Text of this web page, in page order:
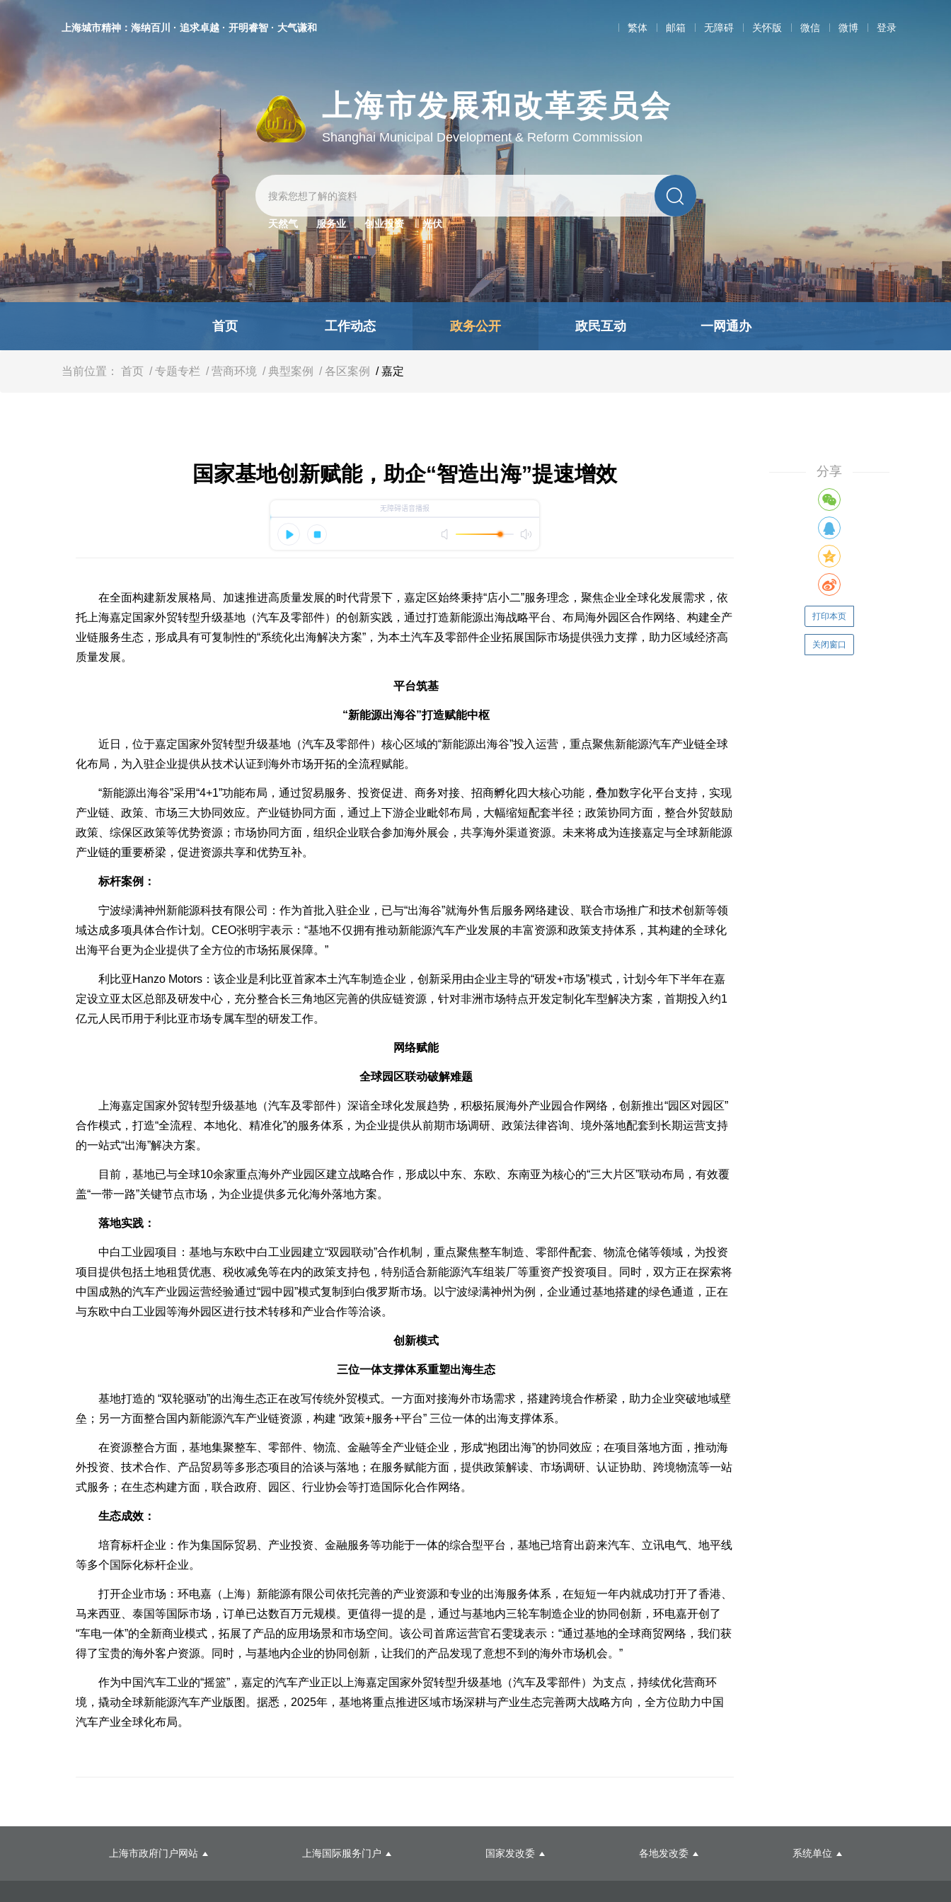
明
网
站
跳
到
主
要
内
域
上海城市精神：海纳百川 · 追求卓越 · 开明睿智 · 大气谦和 繁体 邮箱 无障碍 关怀版 微信 微博 登录
上海市发展和改革委员会
Shanghai Municipal Development & Reform Commission
天然气 服务业 创业投资 光伏
首页 工作动态 政务公开 政民互动 一网通办
当前位置： 首页 / 专题专栏 / 营商环境 / 典型案例 / 各区案例 / 嘉定
国家基地创新赋能，助企“智造出海”提速增效
在全面构建新发展格局、加速推进高质量发展的时代背景下，嘉定区始终秉持“店小二”服务理念，聚焦企业全球化发展需求，依
托上海嘉定国家外贸转型升级基地（汽车及零部件）的创新实践，通过打造新能源出海战略平台、布局海外园区合作网络、构建全产
业链服务生态，形成具有可复制性的“系统化出海解决方案”，为本土汽车及零部件企业拓展国际市场提供强力支撑，助力区域经济高
质量发展。
平台筑基
“新能源出海谷”打造赋能中枢
近日，位于嘉定国家外贸转型升级基地（汽车及零部件）核心区域的“新能源出海谷”投入运营，重点聚焦新能源汽车产业链全球
化布局，为入驻企业提供从技术认证到海外市场开拓的全流程赋能。
“新能源出海谷”采用“4+1”功能布局，通过贸易服务、投资促进、商务对接、招商孵化四大核心功能，叠加数字化平台支持，实现
产业链、政策、市场三大协同效应。产业链协同方面，通过上下游企业毗邻布局，大幅缩短配套半径；政策协同方面，整合外贸鼓励
政策、综保区政策等优势资源；市场协同方面，组织企业联合参加海外展会，共享海外渠道资源。未来将成为连接嘉定与全球新能源
产业链的重要桥梁，促进资源共享和优势互补。
标杆案例：
宁波绿满神州新能源科技有限公司：作为首批入驻企业，已与“出海谷”就海外售后服务网络建设、联合市场推广和技术创新等领
域达成多项具体合作计划。CEO张明宇表示：“基地不仅拥有推动新能源汽车产业发展的丰富资源和政策支持体系，其构建的全球化
出海平台更为企业提供了全方位的市场拓展保障。”
利比亚Hanzo Motors：该企业是利比亚首家本土汽车制造企业，创新采用由企业主导的“研发+市场”模式，计划今年下半年在嘉
定设立亚太区总部及研发中心，充分整合长三角地区完善的供应链资源，针对非洲市场特点开发定制化车型解决方案，首期投入约1
亿元人民币用于利比亚市场专属车型的研发工作。
网络赋能
全球园区联动破解难题
上海嘉定国家外贸转型升级基地（汽车及零部件）深谙全球化发展趋势，积极拓展海外产业园合作网络，创新推出“园区对园区”
合作模式，打造“全流程、本地化、精准化”的服务体系，为企业提供从前期市场调研、政策法律咨询、境外落地配套到长期运营支持
的一站式“出海”解决方案。
目前，基地已与全球10余家重点海外产业园区建立战略合作，形成以中东、东欧、东南亚为核心的“三大片区”联动布局，有效覆
盖“一带一路”关键节点市场，为企业提供多元化海外落地方案。
落地实践：
中白工业园项目：基地与东欧中白工业园建立“双园联动”合作机制，重点聚焦整车制造、零部件配套、物流仓储等领域，为投资
项目提供包括土地租赁优惠、税收减免等在内的政策支持包，特别适合新能源汽车组装厂等重资产投资项目。同时，双方正在探索将
中国成熟的汽车产业园运营经验通过“园中园”模式复制到白俄罗斯市场。以宁波绿满神州为例，企业通过基地搭建的绿色通道，正在
与东欧中白工业园等海外园区进行技术转移和产业合作等洽谈。
创新模式
三位一体支撑体系重塑出海生态
基地打造的 “双轮驱动”的出海生态正在改写传统外贸模式。一方面对接海外市场需求，搭建跨境合作桥梁，助力企业突破地域壁
垒；另一方面整合国内新能源汽车产业链资源，构建 “政策+服务+平台” 三位一体的出海支撑体系。
在资源整合方面，基地集聚整车、零部件、物流、金融等全产业链企业，形成“抱团出海”的协同效应；在项目落地方面，推动海
外投资、技术合作、产品贸易等多形态项目的洽谈与落地；在服务赋能方面，提供政策解读、市场调研、认证协助、跨境物流等一站
式服务；在生态构建方面，联合政府、园区、行业协会等打造国际化合作网络。
生态成效：
培育标杆企业：作为集国际贸易、产业投资、金融服务等功能于一体的综合型平台，基地已培育出蔚来汽车、立讯电气、地平线
等多个国际化标杆企业。
打开企业市场：环电嘉（上海）新能源有限公司依托完善的产业资源和专业的出海服务体系，在短短一年内就成功打开了香港、
马来西亚、泰国等国际市场，订单已达数百万元规模。更值得一提的是，通过与基地内三轮车制造企业的协同创新，环电嘉开创了
“车电一体”的全新商业模式，拓展了产品的应用场景和市场空间。该公司首席运营官石雯珑表示：“通过基地的全球商贸网络，我们获
得了宝贵的海外客户资源。同时，与基地内企业的协同创新，让我们的产品发现了意想不到的海外市场机会。”
作为中国汽车工业的“摇篮”，嘉定的汽车产业正以上海嘉定国家外贸转型升级基地（汽车及零部件）为支点，持续优化营商环
境，撬动全球新能源汽车产业版图。据悉，2025年，基地将重点推进区域市场深耕与产业生态完善两大战略方向，全方位助力中国
汽车产业全球化布局。
分享
打印本页
关闭窗口
上海市政府门户网站 上海国际服务门户 国家发改委 各地发改委 系统单位